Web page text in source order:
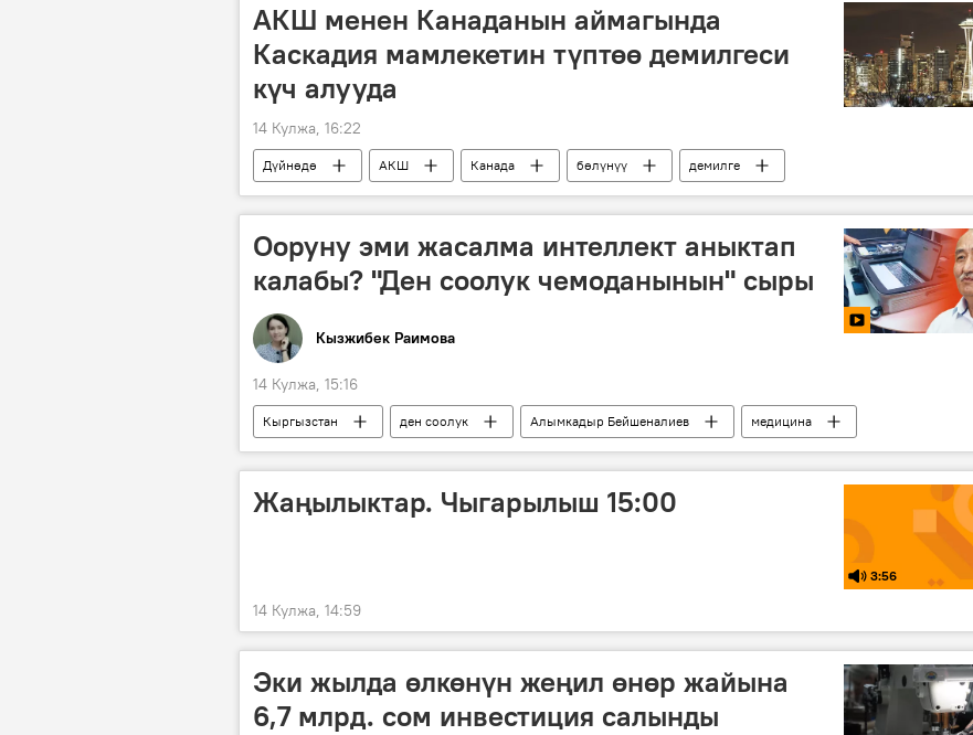
АКШ менен Канаданын аймагында
Каскадия мамлекетин түптөө демилгеси
күч алууда
14 Кулжа, 16:22
Дүйнөдө АКШ Канада бөлүнүү демилге
Ооруну эми жасалма интеллект аныктап
калабы? "Ден соолук чемоданынын" сыры
Кызжибек Раимова
14 Кулжа, 15:16
Кыргызстан ден соолук Алымкадыр Бейшеналиев
медицина
жасалма интеллект
Видео
Жаңылыктар. Чыгарылыш 15:00
3:56
14 Кулжа, 14:59
Эки жылда өлкөнүн жеңил өнөр жайына
6,7 млрд. сом инвестиция салынды